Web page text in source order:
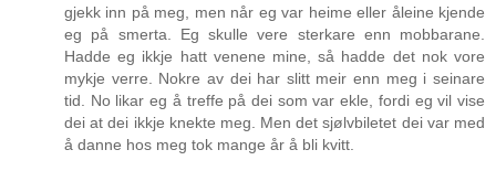
gjekk inn på meg, men når eg var heime eller åleine kjende
eg på smerta. Eg skulle vere sterkare enn mobbarane.
Hadde eg ikkje hatt venene mine, så hadde det nok vore
mykje verre. Nokre av dei har slitt meir enn meg i seinare
tid. No likar eg å treffe på dei som var ekle, fordi eg vil vise
dei at dei ikkje knekte meg. Men det sjølvbiletet dei var med
å danne hos meg tok mange år å bli kvitt.